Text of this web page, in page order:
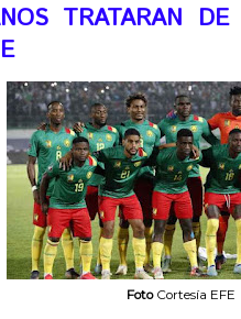
TRATARAN
FotoCortesía EFE